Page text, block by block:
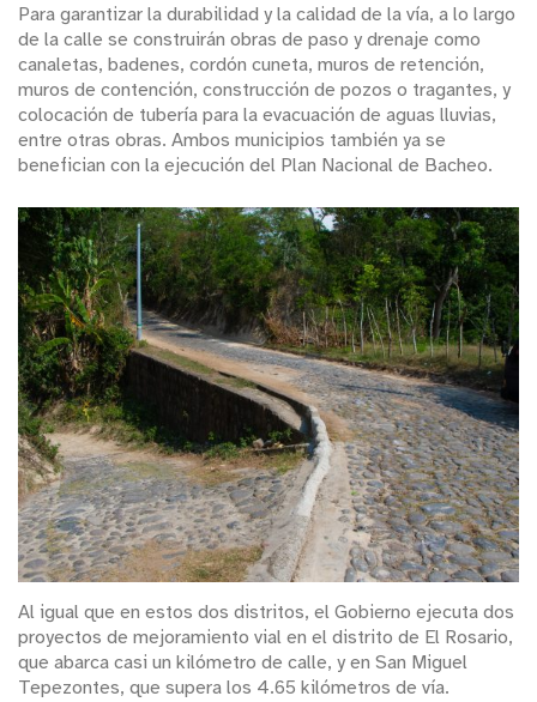
Para garantizar la durabilidad y la calidad de la vía, a lo largo
de la calle se construirán obras de paso y drenaje como
canaletas, badenes, cordón cuneta, muros de retención,
muros de contención, construcción de pozos o tragantes, y
colocación de tubería para la evacuación de aguas lluvias,
entre otras obras. Ambos municipios también ya se
benefician con la ejecución del Plan Nacional de Bacheo.
Al igual que en estos dos distritos, el Gobierno ejecuta dos
proyectos de mejoramiento vial en el distrito de El Rosario,
que abarca casi un kilómetro de calle, y en San Miguel
Tepezontes, que supera los 4.65 kilómetros de vía.